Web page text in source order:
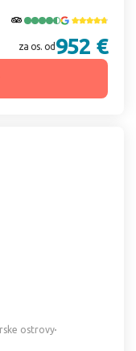
za os. od 952 €
ostrovy